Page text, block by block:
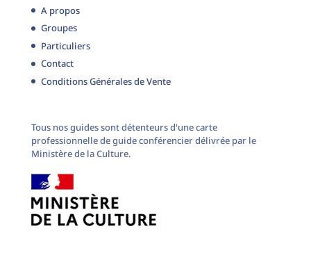
A propos
Groupes
Particuliers
Contact
Conditions Générales de Vente
Tous nos guides sont détenteurs d'une carte
professionnelle de guide conférencier délivrée par le
Ministère de la Culture.